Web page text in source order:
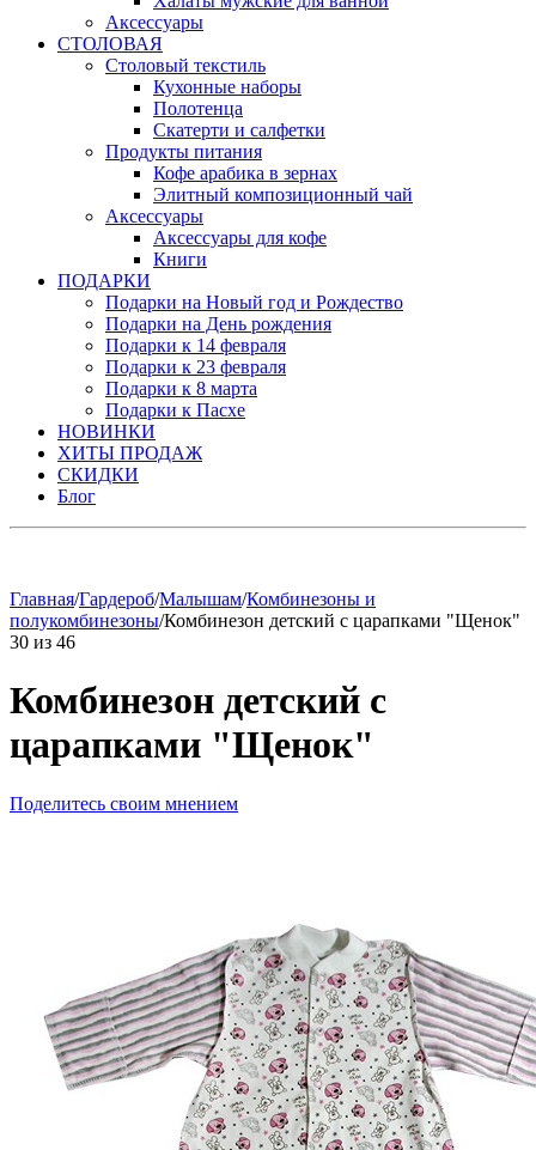
Аксессуары
СТОЛОВАЯ
Столовый текстиль
Кухонные наборы
Полотенца
Скатерти и салфетки
Продукты питания
Кофе арабика в зернах
Элитный композиционный чай
Аксессуары
Аксессуары для кофе
Книги
ПОДАРКИ
Подарки на Новый год и Рождество
Подарки на День рождения
Подарки к 14 февраля
Подарки к 23 февраля
Подарки к 8 марта
Подарки к Пасхе
НОВИНКИ
ХИТЫ ПРОДАЖ
СКИДКИ
Блог
Главная/Гардероб/Малышам/Комбинезоны и
полукомбинезоны/Комбинезон детский с царапками "Щенок"
30 из 46
Комбинезон детский с
царапками "Щенок"
Поделитесь своим мнением